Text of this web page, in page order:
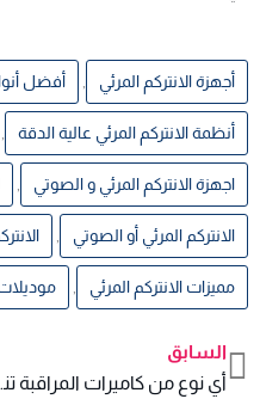
أجهزة الانتركم المرئي أفضل
أنظمة الانتركم المرئي عالية الدقة
اجهزة الانتركم المرئي و الصوتي
الانتركم المرئي أو الصوتي
مميزات الانتركم المرئي
Prev
السابق
أي نوع من